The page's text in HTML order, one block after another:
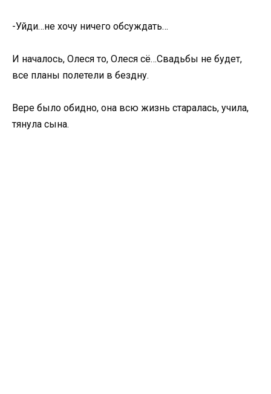
-Уйди…не хочу ничего обсуждать…
И началось, Олеся то, Олеся сё…Свадьбы не будет,
все планы полетели в бездну.
Вере было обидно, она всю жизнь старалась, учила,
тянула сына.